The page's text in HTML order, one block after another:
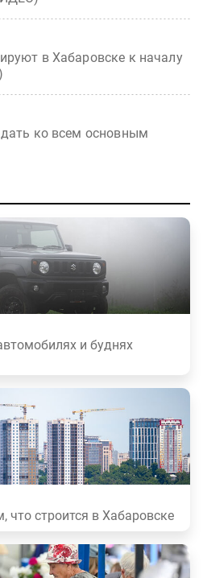
в Хабаровске к началу
ко всем основным
и буднях
что строится в Хабаровске